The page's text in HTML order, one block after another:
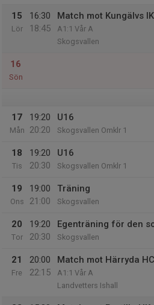
15
Lör
16:30
18:45
Match mot Kungälvs IK
A1:1 Vår A
Skogsvallen
16
Sön
17
Mån
19:20
20:20
U16
Skogsvallen Omklr 1
18
Tis
19:20
20:30
U16
Skogsvallen Omklr 1
19
Ons
19:00
21:00
Träning
Skogsvallen
20
Tor
19:20
20:30
Egenträning för den
Skogsvallen
21
Fre
20:00
22:15
Match mot Härryda HC
A1:1 Vår A
Landvetters Ishall